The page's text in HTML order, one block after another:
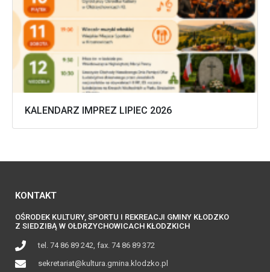
KALENDARZ IMPREZ LIPIEC 2026
KONTAKT
OŚRODEK KULTURY, SPORTU I REKREACJI GMINY KŁODZKO
Z SIEDZIBĄ W OŁDRZYCHOWICACH KŁODZKICH
tel. 74 86 89 242, fax. 74 86 89 372
sekretariat@kultura.gmina.klodzko.pl